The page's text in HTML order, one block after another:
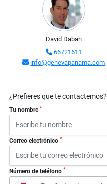
David Dabah
66721611
info@genevapanama.com
¿Prefieres que te contactemos?
Tu nombre *
Correo electrónico *
Número de teléfono *